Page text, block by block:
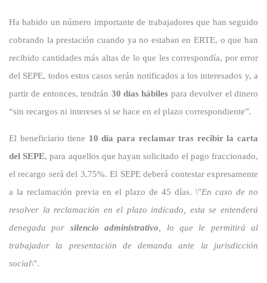
Ha habido un número importante de trabajadores que han seguido
cobrando la prestación cuando ya no estaban en ERTE, o que han
recibido cantidades más altas de lo que les correspondía, por error
del SEPE, todos estos casos serán notificados a los interesados y, a
partir de entonces, tendrán 30 días hábiles para devolver el dinero
“sin recargos ni intereses si se hace en el plazo correspondiente”.
El beneficiario tiene 10 día para reclamar tras recibir la carta
del SEPE, para aquellos que hayan solicitado el pago fraccionado,
el recargo será del 3,75%. El SEPE deberá contestar expresamente
a la reclamación previa en el plazo de 45 días. \"En caso de no
resolver la reclamación en el plazo indicado, esta se entenderá
denegada por silencio administrativo , lo que le permitirá al
trabajador la presentación de demanda ante la jurisdicción
social\".